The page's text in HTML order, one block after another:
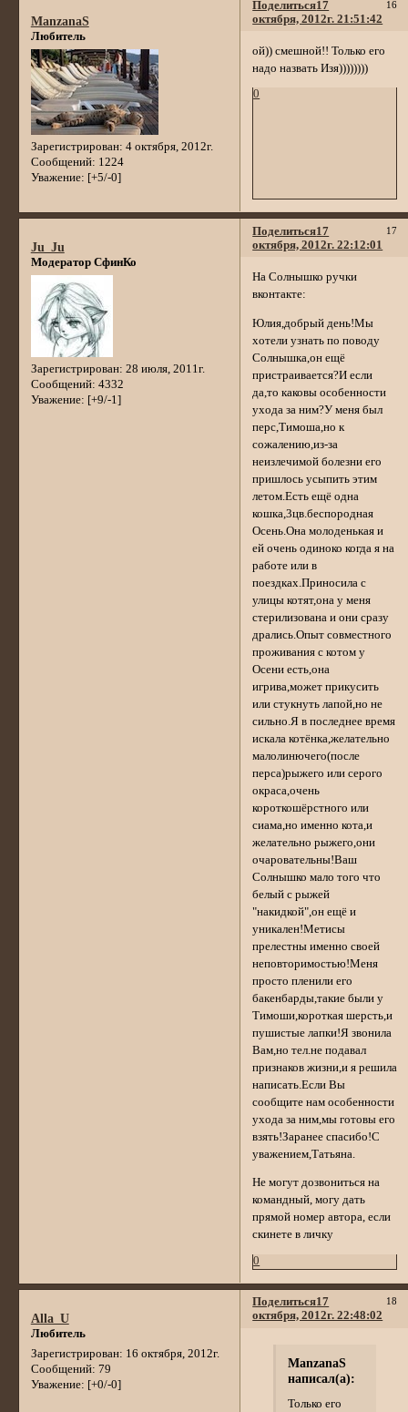
Поделиться 16
17
октября, 2012г. 21:51:42
ManzanaS
Любитель
Зарегистрирован: 4 октября, 2012г.
Сообщений: 1224
Уважение: [+5/-0]
ой)) смешной!! Только его
надо назвать Изя))))))))
0
Поделиться 17
17
октября, 2012г. 22:12:01
Ju_Ju
Модератор СфинКо
Зарегистрирован: 28 июля, 2011г.
Сообщений: 4332
Уважение: [+9/-1]
На Солнышко ручки
вконтакте:
Юлия,добрый день!Мы
хотели узнать по поводу
Солнышка,он ещё
пристраивается?И если
да,то каковы особенности
ухода за ним?У меня был
перс,Тимоша,но к
сожалению,из-за
неизлечимой болезни его
пришлось усыпить этим
летом.Есть ещё одна
кошка,3цв.беспородная
Осень.Она молоденькая и
ей очень одиноко когда я на
работе или в
поездках.Приносила с
улицы котят,она у меня
стерилизована и они сразу
дрались.Опыт совместного
проживания с котом у
Осени есть,она
игрива,может прикусить
или стукнуть лапой,но не
сильно.Я в последнее время
искала котёнка,желательно
малолинючего(после
перса)рыжего или серого
окраса,очень
короткошёрстного или
сиама,но именно кота,и
желательно рыжего,они
очаровательны!Ваш
Солнышко мало того что
белый с рыжей
"накидкой",он ещё и
уникален!Метисы
прелестны именно своей
неповторимостью!Меня
просто пленили его
бакенбарды,такие были у
Тимоши,короткая шерсть,и
пушистые лапки!Я звонила
Вам,но тел.не подавал
признаков жизни,и я решила
написать.Если Вы
сообщите нам особенности
ухода за ним,мы готовы его
взять!Заранее спасибо!С
уважением,Татьяна.
Не могут дозвониться на
командный, могу дать
прямой номер автора, если
скинете в личку
0
Поделиться 18
17
октября, 2012г. 22:48:02
Alla_U
Любитель
Зарегистрирован: 16 октября, 2012г.
Сообщений: 79
Уважение: [+0/-0]
ManzanaS
написал(а):
Только его